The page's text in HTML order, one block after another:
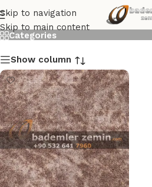
Skip to navigation
Skip to main content
Art 04 Karo Halı
Categories
Show column